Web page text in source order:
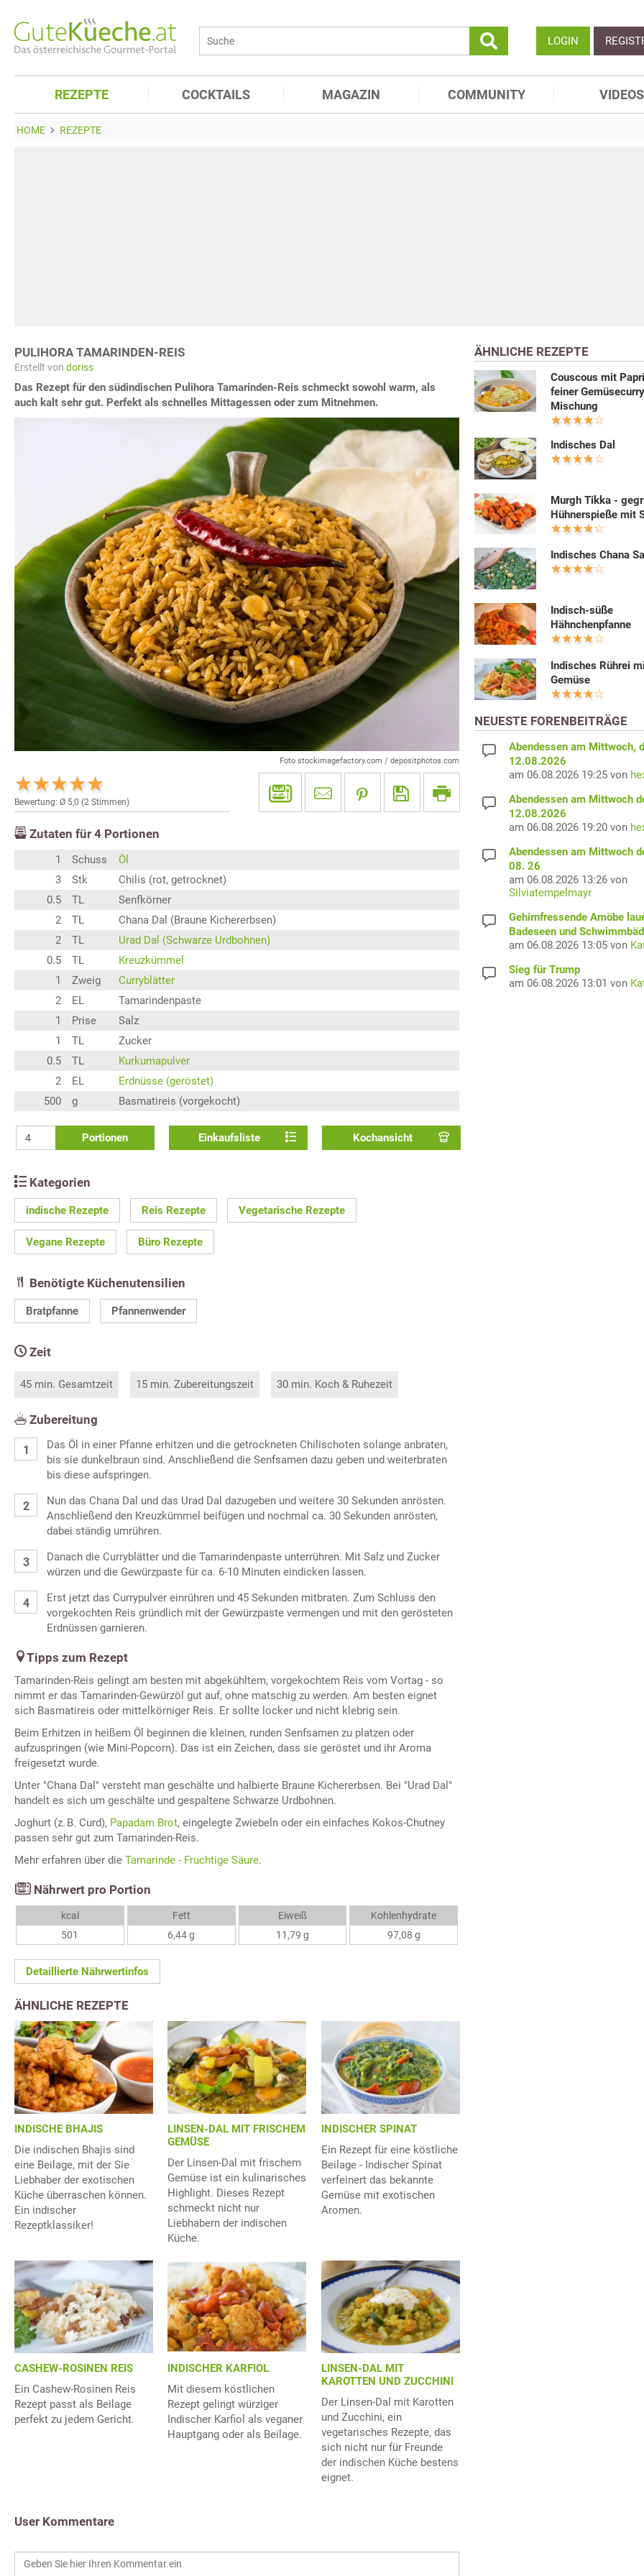
LOGIN
REZEPTE COCKTAILS MAGAZIN COMMUNITY VIDEOS
HOME REZEPTE
PULIHORA TAMARINDEN-REIS
Erstellt von doriss
Das Rezept für den südindischen Pulihora Tamarinden-Reis schmeckt sowohl warm, als
auch kalt sehr gut. Perfekt als schnelles Mittagessen oder zum Mitnehmen.
Foto stockimagefactory.com / depositphotos.com
Bewertung: Ø 5,0 (2 Stimmen)
Zutaten für 4 Portionen
1 Schuss
Öl
3
Stk
Chilis (rot, getrocknet)
0.5
TL
Senfkörner
2
TL
Chana Dal (Braune Kichererbsen)
2
TL
Urad Dal (Schwarze Urdbohnen)
0.5
TL
Kreuzkümmel
1
Zweig
Curryblätter
2
EL
Tamarindenpaste
1
Prise
Salz
1
TL
Zucker
0.5
TL
Kurkumapulver
2
EL
Erdnüsse (geröstet)
500
g Basmatireis (vorgekocht)
Portionen Einkaufsliste Kochansicht
Kategorien
indische Rezepte Reis Rezepte Vegetarische Rezepte
Vegane Rezepte Büro Rezepte
Benötigte Küchenutensilien
Bratpfanne Pfannenwender
Zeit
45 min. Gesamtzeit 15 min. Zubereitungszeit 30 min. Koch & Ruhezeit
Zubereitung
Das Öl in einer Pfanne erhitzen und die getrockneten Chilischoten solange anbraten,
bis sie dunkelbraun sind. Anschließend die Senfsamen dazu geben und weiterbraten
bis diese aufspringen.
Nun das Chana Dal und das Urad Dal dazugeben und weitere 30 Sekunden anrösten.
Anschließend den Kreuzkümmel beifügen und nochmal ca. 30 Sekunden anrösten,
dabei ständig umrühren.
Danach die Curryblätter und die Tamarindenpaste unterrühren. Mit Salz und Zucker
würzen und die Gewürzpaste für ca. 6-10 Minuten eindicken lassen.
Erst jetzt das Currypulver einrühren und 45 Sekunden mitbraten. Zum Schluss den
vorgekochten Reis gründlich mit der Gewürzpaste vermengen und mit den gerösteten
Erdnüssen garnieren.
Tipps zum Rezept
Tamarinden-Reis gelingt am besten mit abgekühltem, vorgekochtem Reis vom Vortag - so
nimmt er das Tamarinden-Gewürzöl gut auf, ohne matschig zu werden. Am besten eignet
sich Basmatireis oder mittelkörniger Reis. Er sollte locker und nicht klebrig sein.
Beim Erhitzen in heißem Öl beginnen die kleinen, runden Senfsamen zu platzen oder
aufzuspringen (wie Mini-Popcorn). Das ist ein Zeichen, dass sie geröstet und ihr Aroma
freigesetzt wurde.
Unter "Chana Dal" versteht man geschälte und halbierte Braune Kichererbsen. Bei "Urad Dal"
handelt es sich um geschälte und gespaltene Schwarze Urdbohnen.
Joghurt (z. B. Curd), Papadam Brot, eingelegte Zwiebeln oder ein einfaches Kokos-Chutney
passen sehr gut zum Tamarinden-Reis.
Mehr erfahren über die Tamarinde - Fruchtige Säure.
Nährwert pro Portion
kcal
501
Fett
6,44 g
Eiweiß
11,79 g
Kohlenhydrate
97,08 g
Detaillierte Nährwertinfos
ÄHNLICHE REZEPTE
INDISCHE BHAJIS
Die indischen Bhajis sind
eine Beilage, mit der Sie
Liebhaber der exotischen
Küche überraschen können.
Ein indischer
Rezeptklassiker!
LINSEN-DAL MIT FRISCHEM
GEMÜSE
Der Linsen-Dal mit frischem
Gemüse ist ein kulinarisches
Highlight. Dieses Rezept
schmeckt nicht nur
Liebhabern der indischen
Küche.
INDISCHER SPINAT
Ein Rezept für eine köstliche
Beilage - Indischer Spinat
verfeinert das bekannte
Gemüse mit exotischen
Aromen.
CASHEW-ROSINEN REIS
Ein Cashew-Rosinen Reis
Rezept passt als Beilage
perfekt zu jedem Gericht.
INDISCHER KARFIOL
Mit diesem köstlichen
Rezept gelingt würziger
Indischer Karfiol als veganer
Hauptgang oder als Beilage.
LINSEN-DAL MIT
KAROTTEN UND ZUCCHINI
Der Linsen-Dal mit Karotten
und Zucchini, ein
vegetarisches Rezepte, das
sich nicht nur für Freunde
der indischen Küche bestens
eignet.
User Kommentare
ÄHNLICHE REZEPTE
Couscous mit
feiner Gemüsecurry
Mischung
Indisches Dal
Murgh Tikka -
Hühnerspieße mit
Indisches Chana
Indisch-süße
Hähnchenpfanne
Indisches Rührei
Gemüse
NEUESTE FORENBEITRÄGE
Abendessen am Mittwoch,
12.08.2026
am 06.08.2026 19:25 von
Abendessen am Mittwoch
12.08.2026
am 06.08.2026 19:20 von
Abendessen am Mittwoch
08. 26
am 06.08.2026 13:26 von
Silviatempelmayr
Gehirnfressende Amöbe
Badeseen und
am 06.08.2026 13:05 von
Sieg für Trump
am 06.08.2026 13:01 von